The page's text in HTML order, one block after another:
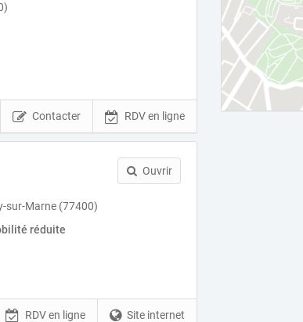
RDV en ligne
Contacter
sur-Marne (77400)
réduite
Ouvrir
Site internet
RDV en ligne